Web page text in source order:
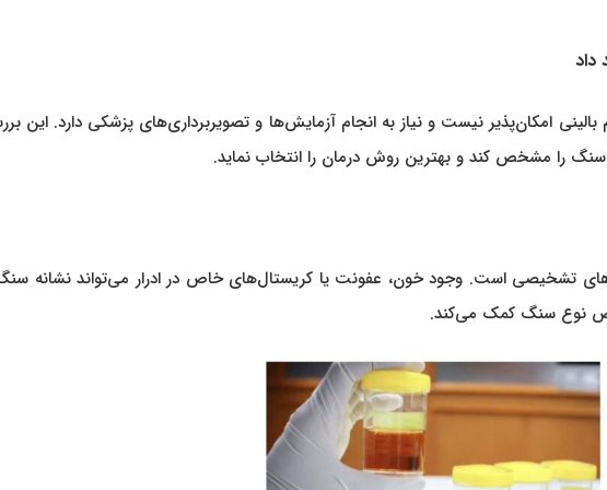
امکان‌پذیر نیست و نیاز به انجام آزمایش‌ها و تصویربرداری‌های پزشکی دارد. این
را مشخص کند و بهترین روش درمان را انتخاب نماید.
تشخیصی است. وجود خون، عفونت یا کریستال‌های خاص در ادرار می‌تواند نشانه
نوع سنگ کمک می‌کند.